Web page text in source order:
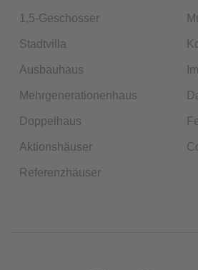
1,5-Geschosser
Stadtvilla
Ausbauhaus
Mehrgenerationenhaus
Doppelhaus
Aktionshäuser
Referenzhäuser